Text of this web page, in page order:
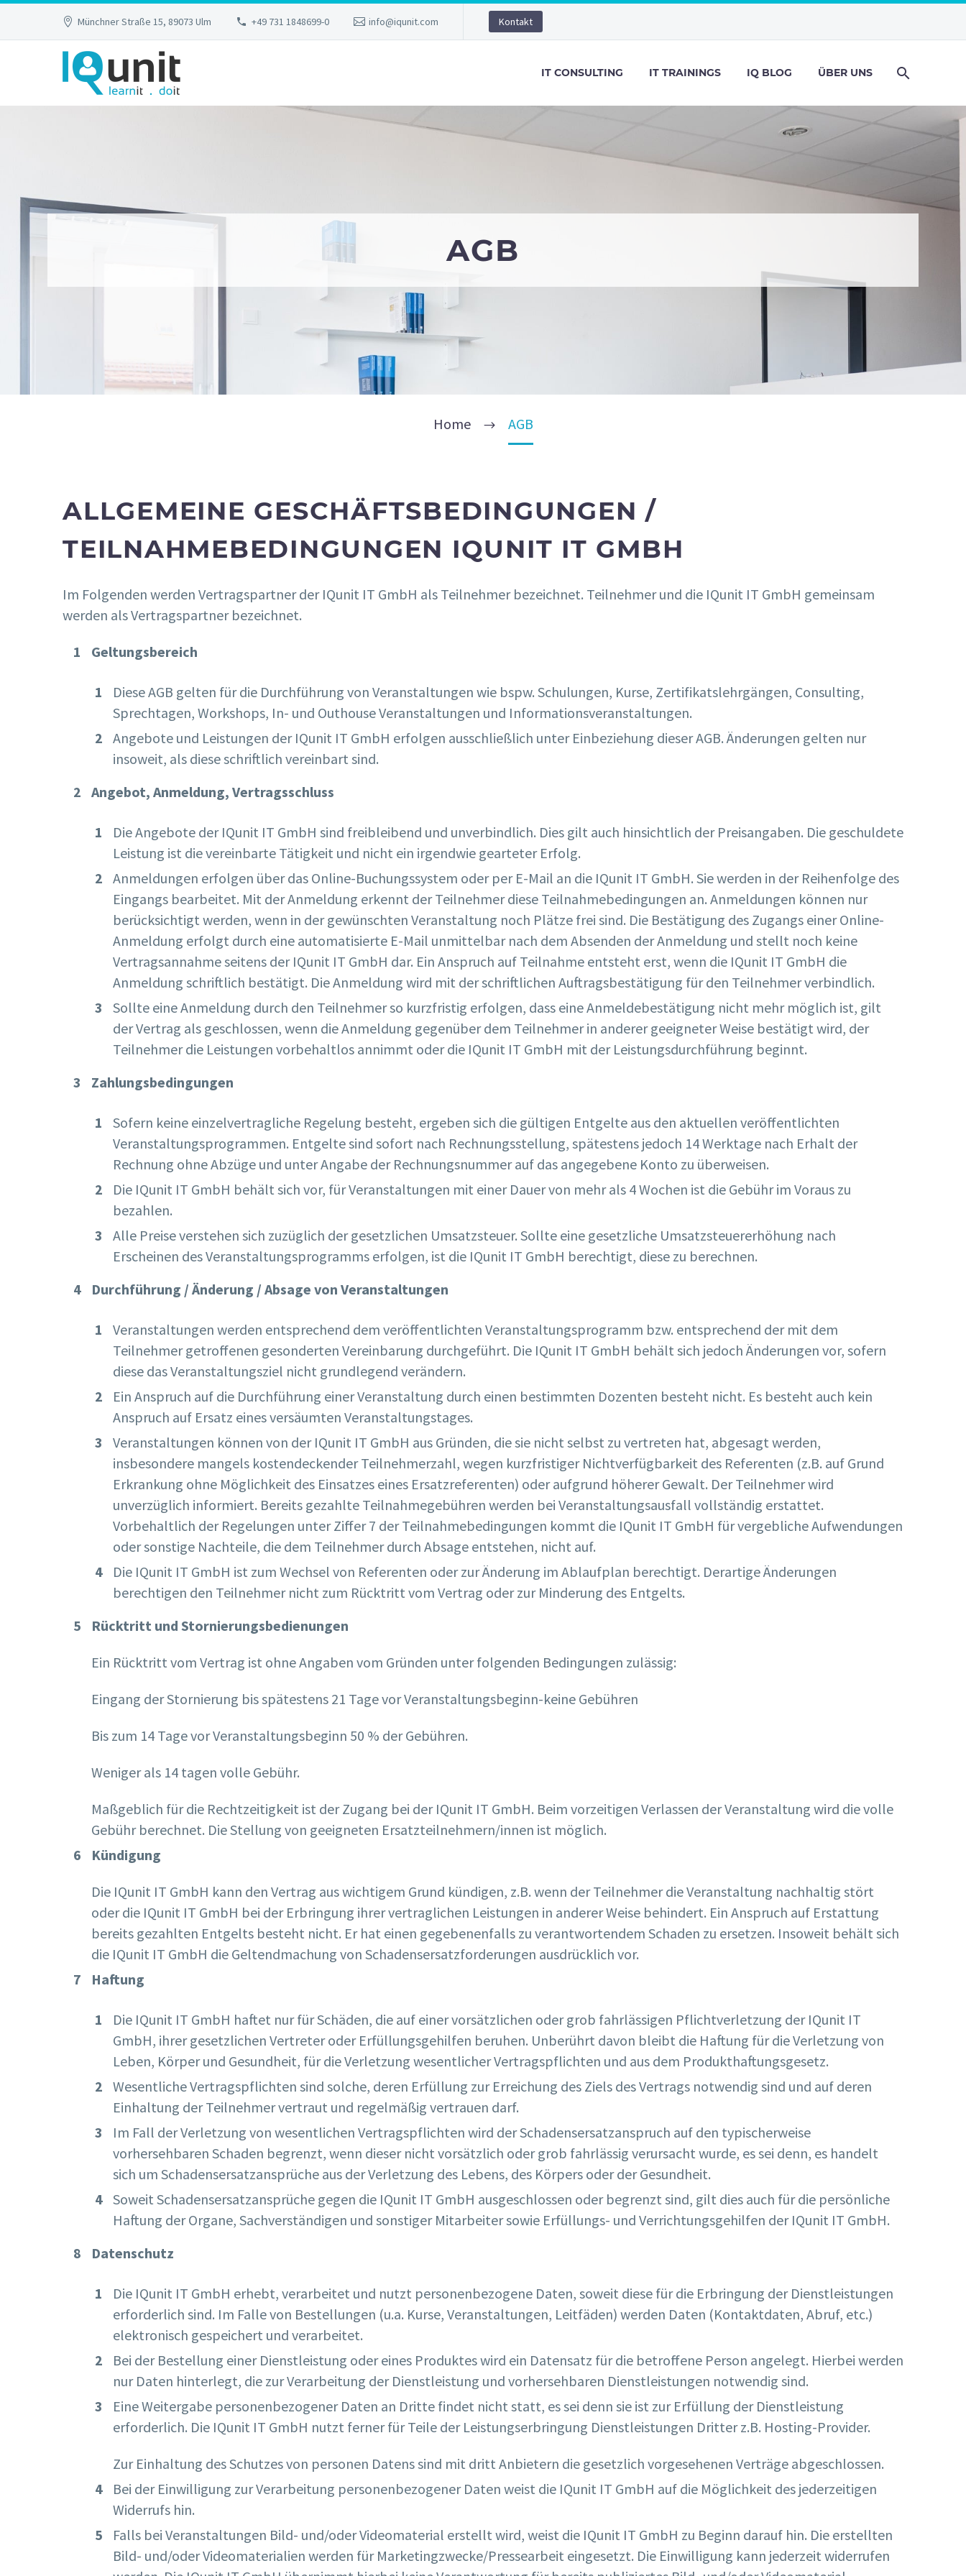
Münchner Straße 15, 89073 Ulm +49 731 1848699-0 info@iqunit.com Kontakt
IT CONSULTING IT TRAININGS IQ BLOG ÜBER UNS
AGB
Home AGB
ALLGEMEINE GESCHÄFTSBEDINGUNGEN /
TEILNAHMEBEDINGUNGEN IQUNIT IT GMBH
Im Folgenden werden Vertragspartner der IQunit IT GmbH als Teilnehmer bezeichnet. Teilnehmer und die IQunit IT GmbH gemeinsam
werden als Vertragspartner bezeichnet.
Geltungsbereich
Diese AGB gelten für die Durchführung von Veranstaltungen wie bspw. Schulungen, Kurse, Zertifikatslehrgängen, Consulting,
Sprechtagen, Workshops, In- und Outhouse Veranstaltungen und Informationsveranstaltungen.
Angebote und Leistungen der IQunit IT GmbH erfolgen ausschließlich unter Einbeziehung dieser AGB. Änderungen gelten nur
insoweit, als diese schriftlich vereinbart sind.
Angebot, Anmeldung, Vertragsschluss
Die Angebote der IQunit IT GmbH sind freibleibend und unverbindlich. Dies gilt auch hinsichtlich der Preisangaben. Die geschuldete
Leistung ist die vereinbarte Tätigkeit und nicht ein irgendwie gearteter Erfolg.
Anmeldungen erfolgen über das Online-Buchungssystem oder per E-Mail an die IQunit IT GmbH. Sie werden in der Reihenfolge des
Eingangs bearbeitet. Mit der Anmeldung erkennt der Teilnehmer diese Teilnahmebedingungen an. Anmeldungen können nur
berücksichtigt werden, wenn in der gewünschten Veranstaltung noch Plätze frei sind. Die Bestätigung des Zugangs einer Online-
Anmeldung erfolgt durch eine automatisierte E-Mail unmittelbar nach dem Absenden der Anmeldung und stellt noch keine
Vertragsannahme seitens der IQunit IT GmbH dar. Ein Anspruch auf Teilnahme entsteht erst, wenn die IQunit IT GmbH die
Anmeldung schriftlich bestätigt. Die Anmeldung wird mit der schriftlichen Auftragsbestätigung für den Teilnehmer verbindlich.
Sollte eine Anmeldung durch den Teilnehmer so kurzfristig erfolgen, dass eine Anmeldebestätigung nicht mehr möglich ist, gilt
der Vertrag als geschlossen, wenn die Anmeldung gegenüber dem Teilnehmer in anderer geeigneter Weise bestätigt wird, der
Teilnehmer die Leistungen vorbehaltlos annimmt oder die IQunit IT GmbH mit der Leistungsdurchführung beginnt.
Zahlungsbedingungen
Sofern keine einzelvertragliche Regelung besteht, ergeben sich die gültigen Entgelte aus den aktuellen veröffentlichten
Veranstaltungsprogrammen. Entgelte sind sofort nach Rechnungsstellung, spätestens jedoch 14 Werktage nach Erhalt der
Rechnung ohne Abzüge und unter Angabe der Rechnungsnummer auf das angegebene Konto zu überweisen.
Die IQunit IT GmbH behält sich vor, für Veranstaltungen mit einer Dauer von mehr als 4 Wochen ist die Gebühr im Voraus zu
bezahlen.
Alle Preise verstehen sich zuzüglich der gesetzlichen Umsatzsteuer. Sollte eine gesetzliche Umsatzsteuererhöhung nach
Erscheinen des Veranstaltungsprogramms erfolgen, ist die IQunit IT GmbH berechtigt, diese zu berechnen.
Durchführung / Änderung / Absage von Veranstaltungen
Veranstaltungen werden entsprechend dem veröffentlichten Veranstaltungsprogramm bzw. entsprechend der mit dem
Teilnehmer getroffenen gesonderten Vereinbarung durchgeführt. Die IQunit IT GmbH behält sich jedoch Änderungen vor, sofern
diese das Veranstaltungsziel nicht grundlegend verändern.
Ein Anspruch auf die Durchführung einer Veranstaltung durch einen bestimmten Dozenten besteht nicht. Es besteht auch kein
Anspruch auf Ersatz eines versäumten Veranstaltungstages.
Veranstaltungen können von der IQunit IT GmbH aus Gründen, die sie nicht selbst zu vertreten hat, abgesagt werden,
insbesondere mangels kostendeckender Teilnehmerzahl, wegen kurzfristiger Nichtverfügbarkeit des Referenten (z.B. auf Grund
Erkrankung ohne Möglichkeit des Einsatzes eines Ersatzreferenten) oder aufgrund höherer Gewalt. Der Teilnehmer wird
unverzüglich informiert. Bereits gezahlte Teilnahmegebühren werden bei Veranstaltungsausfall vollständig erstattet.
Vorbehaltlich der Regelungen unter Ziffer 7 der Teilnahmebedingungen kommt die IQunit IT GmbH für vergebliche Aufwendungen
oder sonstige Nachteile, die dem Teilnehmer durch Absage entstehen, nicht auf.
Die IQunit IT GmbH ist zum Wechsel von Referenten oder zur Änderung im Ablaufplan berechtigt. Derartige Änderungen
berechtigen den Teilnehmer nicht zum Rücktritt vom Vertrag oder zur Minderung des Entgelts.
Rücktritt und Stornierungsbedienungen
Ein Rücktritt vom Vertrag ist ohne Angaben vom Gründen unter folgenden Bedingungen zulässig:
Eingang der Stornierung bis spätestens 21 Tage vor Veranstaltungsbeginn-keine Gebühren
Bis zum 14 Tage vor Veranstaltungsbeginn 50 % der Gebühren.
Weniger als 14 tagen volle Gebühr.
Maßgeblich für die Rechtzeitigkeit ist der Zugang bei der IQunit IT GmbH. Beim vorzeitigen Verlassen der Veranstaltung wird die volle
Gebühr berechnet. Die Stellung von geeigneten Ersatzteilnehmern/innen ist möglich.
Kündigung
Die IQunit IT GmbH kann den Vertrag aus wichtigem Grund kündigen, z.B. wenn der Teilnehmer die Veranstaltung nachhaltig stört
oder die IQunit IT GmbH bei der Erbringung ihrer vertraglichen Leistungen in anderer Weise behindert. Ein Anspruch auf Erstattung
bereits gezahlten Entgelts besteht nicht. Er hat einen gegebenenfalls zu verantwortendem Schaden zu ersetzen. Insoweit behält sich
die IQunit IT GmbH die Geltendmachung von Schadensersatzforderungen ausdrücklich vor.
Haftung
Die IQunit IT GmbH haftet nur für Schäden, die auf einer vorsätzlichen oder grob fahrlässigen Pflichtverletzung der IQunit IT
GmbH, ihrer gesetzlichen Vertreter oder Erfüllungsgehilfen beruhen. Unberührt davon bleibt die Haftung für die Verletzung von
Leben, Körper und Gesundheit, für die Verletzung wesentlicher Vertragspflichten und aus dem Produkthaftungsgesetz.
Wesentliche Vertragspflichten sind solche, deren Erfüllung zur Erreichung des Ziels des Vertrags notwendig sind und auf deren
Einhaltung der Teilnehmer vertraut und regelmäßig vertrauen darf.
Im Fall der Verletzung von wesentlichen Vertragspflichten wird der Schadensersatzanspruch auf den typischerweise
vorhersehbaren Schaden begrenzt, wenn dieser nicht vorsätzlich oder grob fahrlässig verursacht wurde, es sei denn, es handelt
sich um Schadensersatzansprüche aus der Verletzung des Lebens, des Körpers oder der Gesundheit.
Soweit Schadensersatzansprüche gegen die IQunit IT GmbH ausgeschlossen oder begrenzt sind, gilt dies auch für die persönliche
Haftung der Organe, Sachverständigen und sonstiger Mitarbeiter sowie Erfüllungs- und Verrichtungsgehilfen der IQunit IT GmbH.
Datenschutz
Die IQunit IT GmbH erhebt, verarbeitet und nutzt personenbezogene Daten, soweit diese für die Erbringung der Dienstleistungen
erforderlich sind. Im Falle von Bestellungen (u.a. Kurse, Veranstaltungen, Leitfäden) werden Daten (Kontaktdaten, Abruf, etc.)
elektronisch gespeichert und verarbeitet.
Bei der Bestellung einer Dienstleistung oder eines Produktes wird ein Datensatz für die betroffene Person angelegt. Hierbei werden
nur Daten hinterlegt, die zur Verarbeitung der Dienstleistung und vorhersehbaren Dienstleistungen notwendig sind.
Eine Weitergabe personenbezogener Daten an Dritte findet nicht statt, es sei denn sie ist zur Erfüllung der Dienstleistung
erforderlich. Die IQunit IT GmbH nutzt ferner für Teile der Leistungserbringung Dienstleistungen Dritter z.B. Hosting-Provider.
Zur Einhaltung des Schutzes von personen Datens sind mit dritt Anbietern die gesetzlich vorgesehenen Verträge abgeschlossen.
Bei der Einwilligung zur Verarbeitung personenbezogener Daten weist die IQunit IT GmbH auf die Möglichkeit des jederzeitigen
Widerrufs hin.
Falls bei Veranstaltungen Bild- und/oder Videomaterial erstellt wird, weist die IQunit IT GmbH zu Beginn darauf hin. Die erstellten
Bild- und/oder Videomaterialien werden für Marketingzwecke/Pressearbeit eingesetzt. Die Einwilligung kann jederzeit widerrufen